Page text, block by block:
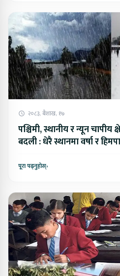
२०८३, बैशाख, १७
पश्चिमी, स्थानीय र न्यून चापीय
बदली : धेरै स्थानमा वर्षा र
पूरा पढ्नुहोस्›